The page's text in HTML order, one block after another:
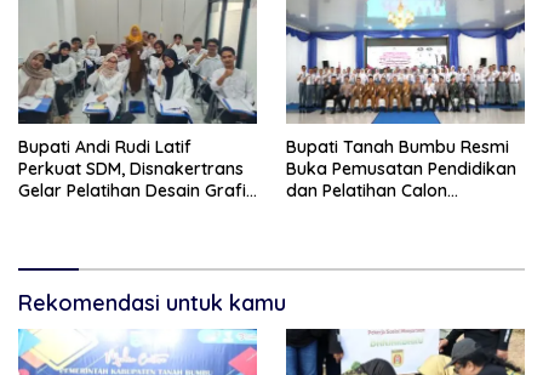
Bupati Andi Rudi Latif
Perkuat SDM, Disnakertrans
Gelar Pelatihan Desain Grafis
Bupati Tanah Bumbu Resmi
Buka Pemusatan Pendidikan
dan Pelatihan Calon
Rekomendasi untuk kamu